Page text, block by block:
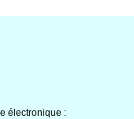
électronique :